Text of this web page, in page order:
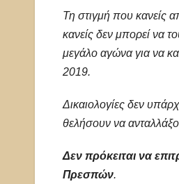
Τη στιγμή που κανείς
κανείς δεν μπορεί να
μεγάλο αγώνα για να
2019.
Δικαιολογίες δεν
θελήσουν να
Δεν πρόκειται να
Πρεσπών.